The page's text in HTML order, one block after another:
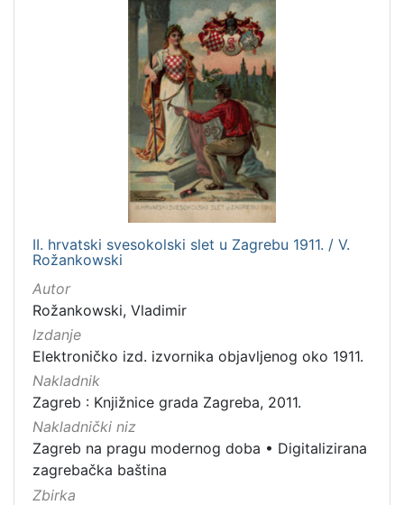
II. hrvatski svesokolski slet u Zagrebu 1911. / V.
Rožankowski
Autor
Rožankowski, Vladimir
Izdanje
Elektroničko izd. izvornika objavljenog oko 1911.
Nakladnik
Zagreb : Knjižnice grada Zagreba, 2011.
Nakladnički niz
Zagreb na pragu modernog doba • Digitalizirana
zagrebačka baština
Zbirka